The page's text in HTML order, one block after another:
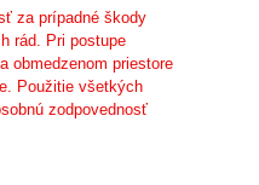
za prípadné škody
rád. Pri postupe
obmedzenom priestore
Použitie všetkých
zodpovednosť